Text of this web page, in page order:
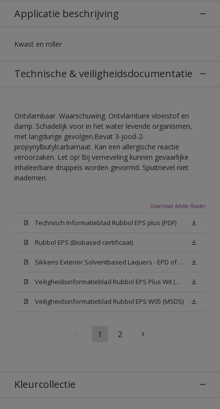
Applicatie beschrijving
Kwast en roller
Technische & veiligheidsdocumentatie
Ontvlambaar. Waarschuwing. Ontvlambare vloeistof en
damp. Schadelijk voor in het water levende organismen,
met langdurige gevolgen.Bevat 3-jood-2-
propynylbutylcarbamaat. Kan een allergische reactie
veroorzaken. Let op! Bij verneveling kunnen gevaarlijke
inhaleerbare druppels worden gevormd. Spuitnevel niet
inademen.
Download Adobe Reader
Technisch Informatieblad Rubbol EPS plus (PDF)
Rubbol EPS (Biobased certificaat)
Sikkens Exterior Solventbased Laquers - EPD of Milieuproductverklaring
Veiligheidsinformatieblad Rubbol EPS Plus Wit (MSDS)
Veiligheidsinformatieblad Rubbol EPS W05 (MSDS)
1 2
Kleurcollectie